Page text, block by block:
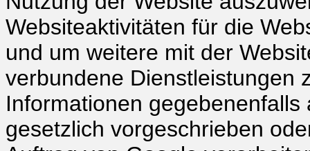
Websiteaktivitäten für die
und um weitere mit der
verbundene Dienstleistungen
Informationen
gesetzlich vorgeschrieben